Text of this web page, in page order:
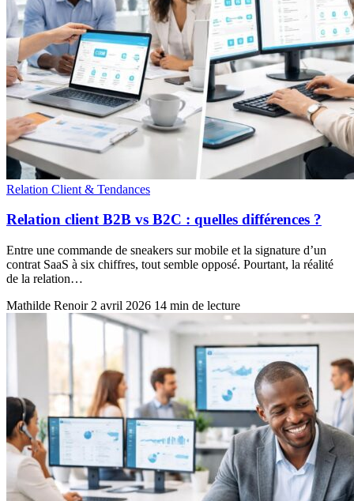
Relation Client & Tendances
Relation client B2B vs B2C : quelles différences ?
Entre une commande de sneakers sur mobile et la signature d’un
contrat SaaS à six chiffres, tout semble opposé. Pourtant, la réalité
de la relation…
Mathilde Renoir 2 avril 2026 14 min de lecture